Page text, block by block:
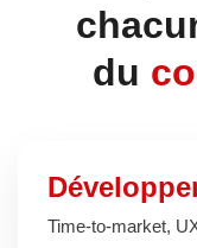
du
Time-to-market,